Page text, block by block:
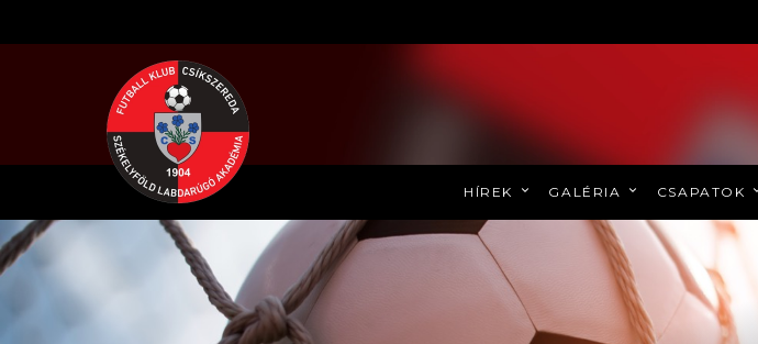
HÍREK GALÉRIA CSAPATOK